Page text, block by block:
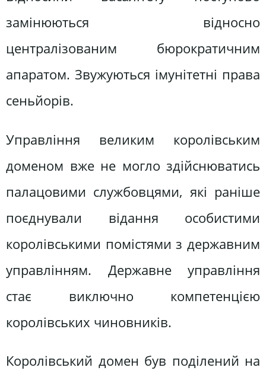
замінюються відносно
централізованим бюрократичним
апаратом. Звужуються імунітетні права
сеньйорів.
Управління великим королівським
доменом вже не могло здійснюватись
палацовими службовцями, які раніше
поєднували відання особистими
королівськими помістями з державним
управлінням. Державне управління
стає виключно компетенцією
королівських чиновників.
Королівський домен був поділений на